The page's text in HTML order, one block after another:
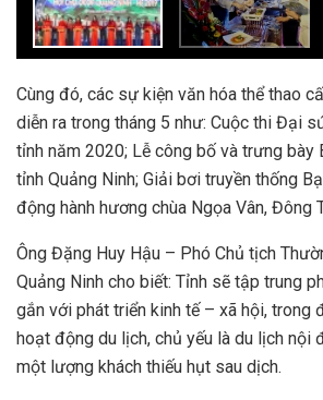
Cùng đó, các sự kiện văn hóa thể thao
diễn ra trong tháng 5 như: Cuộc thi Đại
tỉnh năm 2020; Lễ công bố và trưng bày
tỉnh Quảng Ninh; Giải bơi truyền thống
động hành hương chùa Ngọa Vân, Đông
Ông Đặng Huy Hậu – Phó Chủ tịch
Quảng Ninh cho biết: Tỉnh sẽ tập trung
gắn với phát triển kinh tế – xã hội, trong
hoạt động du lịch, chủ yếu là du lịch nội
một lượng khách thiếu hụt sau dịch.